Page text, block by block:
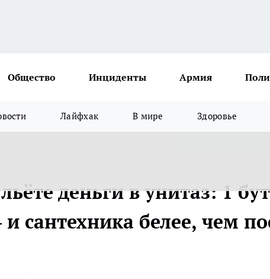
Общество Инциденты Армия
Лайфхак В мире Здоровье
деньги в унитаз: 1
сантехника белее, чем